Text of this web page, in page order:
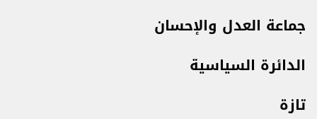
جماعة العدل والإحسان
الدائرة السياسية
تازة